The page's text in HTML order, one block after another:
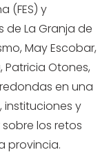
(FES) y
de La Granja de
May Escobar,
Patricia Otones,
en una
instituciones y
los retos
provincia.